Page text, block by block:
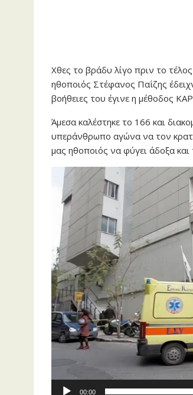
Χθες το βράδυ λίγο πριν το
ηθοποιός Στέφανος Παΐζης
βοήθειες του έγινε η μέθοδος
Άμεσα καλέστηκε το 166 και
υπεράνθρωπο αγώνα να τον
μας ηθοποιός να φύγει άδοξα
Πρόγραμμα
Αναπαραγωγής
Βίντεο
00:00